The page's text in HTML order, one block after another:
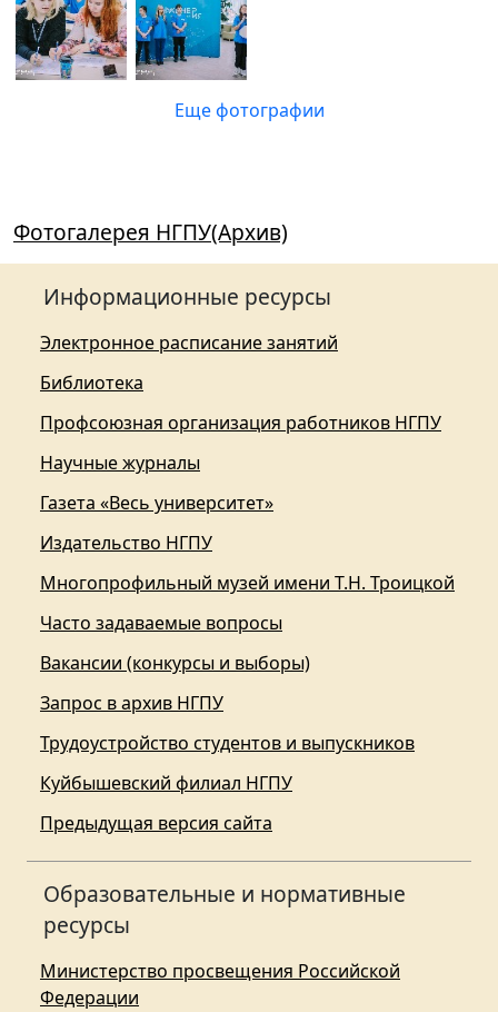
Еще фотографии
Фотогалерея НГПУ(Архив)
Информационные ресурсы
Электронное расписание занятий
Библиотека
Профсоюзная организация работников НГПУ
Научные журналы
Газета «Весь университет»
Издательство НГПУ
Многопрофильный музей имени Т.Н. Троицкой
Часто задаваемые вопросы
Вакансии (конкурсы и выборы)
Запрос в архив НГПУ
Трудоустройство студентов и выпускников
Куйбышевский филиал НГПУ
Предыдущая версия сайта
Образовательные и нормативные
ресурсы
Министерство просвещения Российской
Федерации